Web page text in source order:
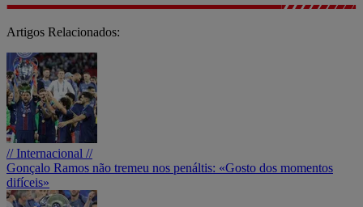
Artigos Relacionados:
// Internacional //
Gonçalo Ramos não tremeu nos penáltis: «Gosto dos momentos
difíceis»